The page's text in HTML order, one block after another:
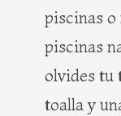
piscinas o
piscinas
olvides tu
toalla y